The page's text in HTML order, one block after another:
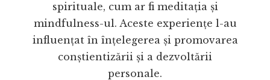
spirituale, cum ar fi meditația și
mindfulness-ul. Aceste experiențe l-au
influențat în înțelegerea și promovarea
conștientizării și a dezvoltării
personale.